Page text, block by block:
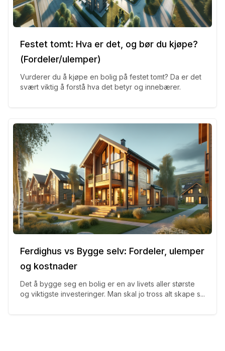
Festet tomt: Hva er det, og bør du kjøpe?
(Fordeler/ulemper)
Vurderer du å kjøpe en bolig på festet tomt? Da er det
svært viktig å forstå hva det betyr og innebærer.
Ferdighus vs Bygge selv: Fordeler, ulemper
og kostnader
Det å bygge seg en bolig er en av livets aller største
og viktigste investeringer. Man skal jo tross alt skape s...